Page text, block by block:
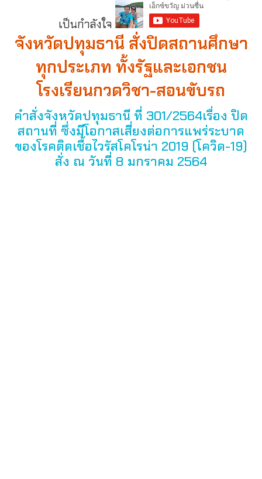
เป็นกำลังใจ
จังหวัดปทุมธานี สั่งปิดสถานศึกษา
ทุกประเภท ทั้งรัฐและเอกชน
โรงเรียนกวดวิชา-สอนขับรถ
คำสั่งจังหวัดปทุมธานี ที่ 301/2564เรื่อง ปิด
สถานที่ ซึ่งมีโอกาสเสี่ยงต่อการแพร่ระบาด
ของโรคติดเชื้อไวรัสโคโรน่า 2019 (โควิด-19)
สั่ง ณ วันที่ 8 มกราคม 2564